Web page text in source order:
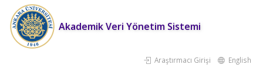
Akademik Veri Yönetim Sistemi
Araştırmacı Girişi English